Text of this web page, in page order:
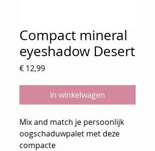
Compact mineral
eyeshadow Desert
€ 12,99Prijs
In winkelwagen
Mix and match je persoonlijk
oogschaduwpalet met deze
compacte